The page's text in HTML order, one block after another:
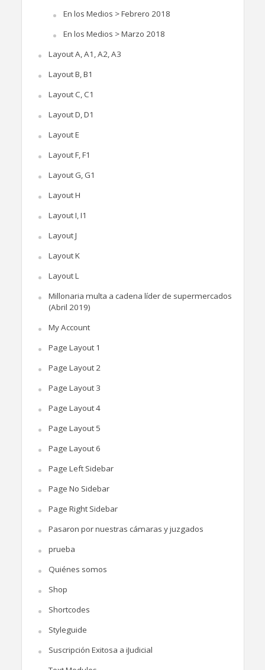
En los Medios > Febrero 2018
En los Medios > Marzo 2018
Layout A, A1, A2, A3
Layout B, B1
Layout C, C1
Layout D, D1
Layout E
Layout F, F1
Layout G, G1
Layout H
Layout I, I1
Layout J
Layout K
Layout L
Millonaria multa a cadena líder de supermercados
(Abril 2019)
My Account
Page Layout 1
Page Layout 2
Page Layout 3
Page Layout 4
Page Layout 5
Page Layout 6
Page Left Sidebar
Page No Sidebar
Page Right Sidebar
Pasaron por nuestras cámaras y juzgados
prueba
Quiénes somos
Shop
Shortcodes
Styleguide
Suscripción Exitosa a iJudicial